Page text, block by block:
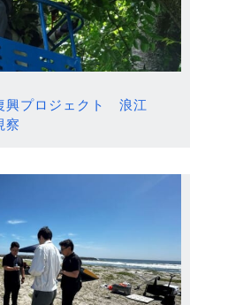
興プロジェクト 浪江
察